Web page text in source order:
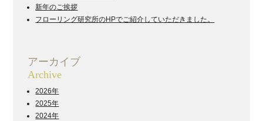
新年のご挨拶
フローリング研究所のHPでご紹介していただきました。
アーカイブ
Archive
2026年
2025年
2024年